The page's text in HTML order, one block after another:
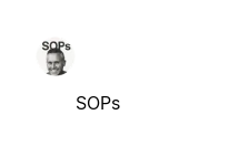
SOPs